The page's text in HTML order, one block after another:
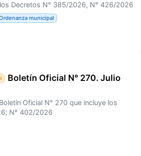
Decretos N° 385/2026, N° 426/2026
municipal
Boletín Oficial N° 270. Julio
Oficial N° 270 que incluye los
N° 402/2026